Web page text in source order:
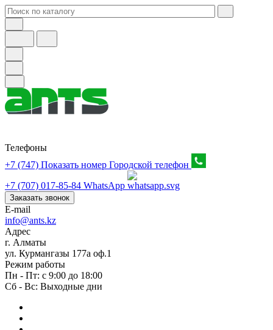
Телефоны
+7 (747) Показать номер Городской телефон
+7 (707) 017-85-84 WhatsApp
Заказать звонок
E-mail
info@ants.kz
Адрес
г. Алматы
ул. Курмангазы 177а оф.1
Режим работы
Пн - Пт: с 9:00 до 18:00
Сб - Вс: Выходные дни